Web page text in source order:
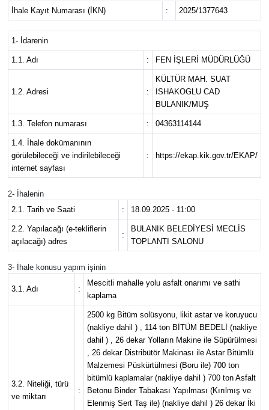
İhale Kayıt Numarası (İKN)
: 2025/1377643
1- İdarenin
1.1. Adı : FEN İŞLERİ MÜDÜRLÜĞÜ
1.2. Adresi :
KÜLTÜR MAH. SUAT
ISHAKOGLU CAD
BULANIK/MUŞ
1.3. Telefon numarası : 04363114144
1.4. İhale dokümanının
görülebileceği ve indirilebileceği
internet sayfası
: https://ekap.kik.gov.tr/EKAP/
2- İhalenin
2.1. Tarih ve Saati
: 18.09.2025 - 11:00
2.2. Yapılacağı (e-tekliflerin
açılacağı) adres
:
BULANIK BELEDİYESİ MECLİS
TOPLANTI SALONU
3- İhale konusu yapım işinin
3.1. Adı :
Mescitli mahalle yolu asfalt onarımı ve sathi
kaplama
3.2. Niteliği, türü
ve miktarı
:
2500 kg Bitüm solüsyonu, likit astar ve koruyucu
(nakliye dahil ) , 114 ton BİTÜM BEDELİ (nakliye
dahil ) , 26 dekar Yolların Makine ile Süpürülmesi
, 26 dekar Distribütör Makinası ile Astar Bitümlü
Malzemesi Püskürtülmesi (Boru ile) 700 ton
bitümlü kaplamalar (nakliye dahil ) 700 ton Asfalt
Betonu Binder Tabakası Yapılması (Kırılmış ve
Elenmiş Sert Taş ile) (nakliye dahil ) 26 dekar İki
Teknoloji
Kültür Sanat
Muş
Hasköy
Korkut
Bulanık
Malazgirt
Varto